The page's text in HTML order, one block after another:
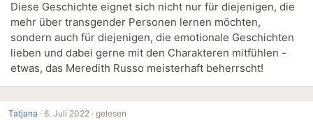
Diese Geschichte eignet sich nicht nur für diejenigen, die
mehr über transgender Personen lernen möchten,
sondern auch für diejenigen, die emotionale Geschichten
lieben und dabei gerne mit den Charakteren mitfühlen -
etwas, das Meredith Russo meisterhaft beherrscht!
Tatjana · 6. Juli 2022 · gelesen